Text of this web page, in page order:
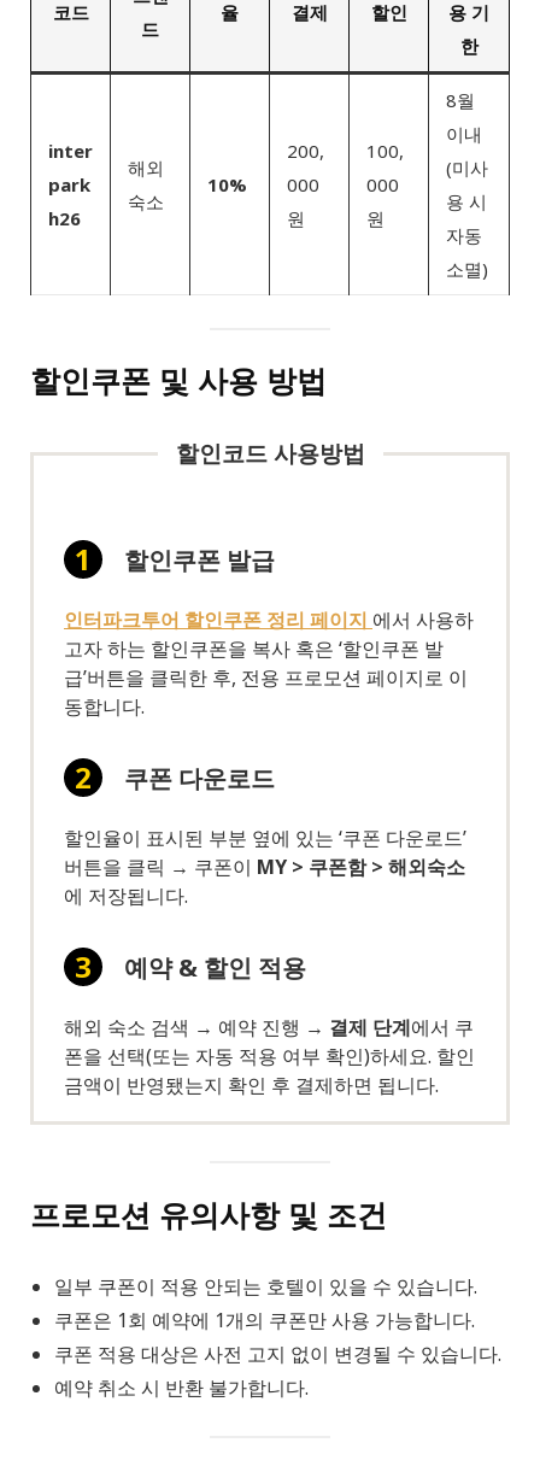
코드
드
율
결제
할인
용 기
한
inter
park
h26
해외
숙소
10%
200,
000
원
100,
000
원
8월
이내
(미사
용 시
자동
소멸)
할인쿠폰 및 사용 방법
할인코드 사용방법
할인쿠폰 발급
인터파크투어 할인쿠폰 정리 페이지 에서 사용하
고자 하는 할인쿠폰을 복사 혹은 ‘할인쿠폰 발
급’버튼을 클릭한 후, 전용 프로모션 페이지로 이
동합니다.
쿠폰 다운로드
할인율이 표시된 부분 옆에 있는 ‘쿠폰 다운로드’
버튼을 클릭 → 쿠폰이 MY > 쿠폰함 > 해외숙소
에 저장됩니다.
예약 & 할인 적용
해외 숙소 검색 → 예약 진행 → 결제 단계에서 쿠
폰을 선택(또는 자동 적용 여부 확인)하세요. 할인
금액이 반영됐는지 확인 후 결제하면 됩니다.
프로모션 유의사항 및 조건
일부 쿠폰이 적용 안되는 호텔이 있을 수 있습니다.
쿠폰은 1회 예약에 1개의 쿠폰만 사용 가능합니다.
쿠폰 적용 대상은 사전 고지 없이 변경될 수 있습니다.
예약 취소 시 반환 불가합니다.